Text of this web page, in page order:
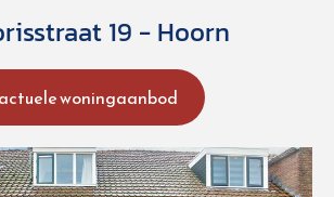
19 - Hoorn
woningaanbod